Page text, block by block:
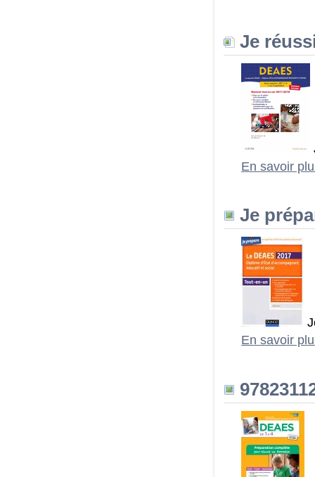
Je
En savoir
Je
En savoir